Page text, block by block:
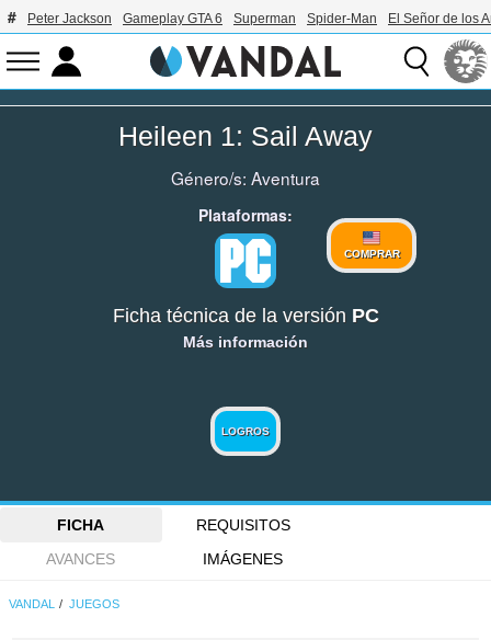
Peter Jackson Gameplay GTA 6 Superman Spider-Man El Señor de los
Heileen 1: Sail Away
Género/s: Aventura
Plataformas:
COMPRAR
Ficha técnica de la versión PC
Más información
LOGROS
FICHA
REQUISITOS
AVANCES
IMÁGENES
VANDAL JUEGOS